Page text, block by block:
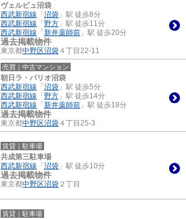
ヴェルビュ沼袋
西武新宿線 「 沼袋 」駅 徒歩8分
西武新宿線 「 野方 」駅 徒歩11分
西武新宿線 「 新井薬師前 」駅 徒歩20分
過去掲載物件
東京都中野区沼袋 ４丁目22-11
売買｜中古マンション
朝日ラ・パリオ沼袋
西武新宿線 「 沼袋 」駅 徒歩5分
西武新宿線 「 野方 」駅 徒歩14分
西武新宿線 「 新井薬師前 」駅 徒歩18分
過去掲載物件
東京都中野区沼袋 ４丁目25-3
賃貸｜駐車場
共成第三駐車場
西武新宿線 「 沼袋 」駅 徒歩10分
過去掲載物件
東京都中野区沼袋 ２丁目
賃貸｜駐車場